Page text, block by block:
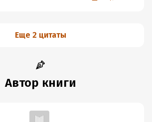
Еще 2 цитаты
Автор книги